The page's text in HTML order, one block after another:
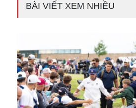
BÀI VIẾT XEM NHIỀU